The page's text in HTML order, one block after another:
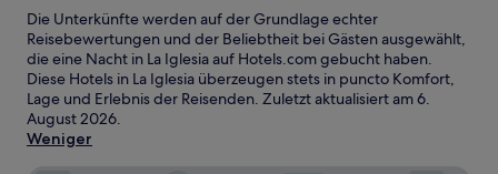
Die Unterkünfte werden auf der Grundlage echter
Reisebewertungen und der Beliebtheit bei Gästen ausgewählt,
die eine Nacht in La Iglesia auf Hotels.com gebucht haben.
Diese Hotels in La Iglesia überzeugen stets in puncto Komfort,
Lage und Erlebnis der Reisenden. Zuletzt aktualisiert am6.
August 2026.
Weniger